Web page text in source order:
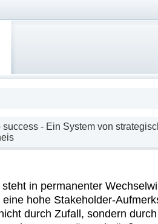
- Ein System von
in permanenter
hohe Stakeholder-
durch Zufall, sondern